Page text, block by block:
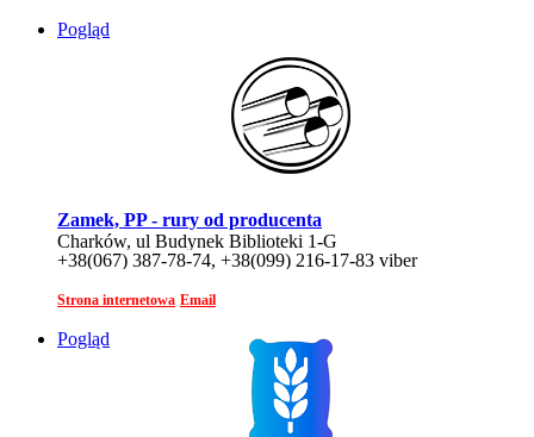
Pogląd
Zamek, PP - rury od producenta
Charków, ul Budynek Biblioteki 1-G
+38(067) 387-78-74, +38(099) 216-17-83 viber
Strona internetowa Email
Pogląd